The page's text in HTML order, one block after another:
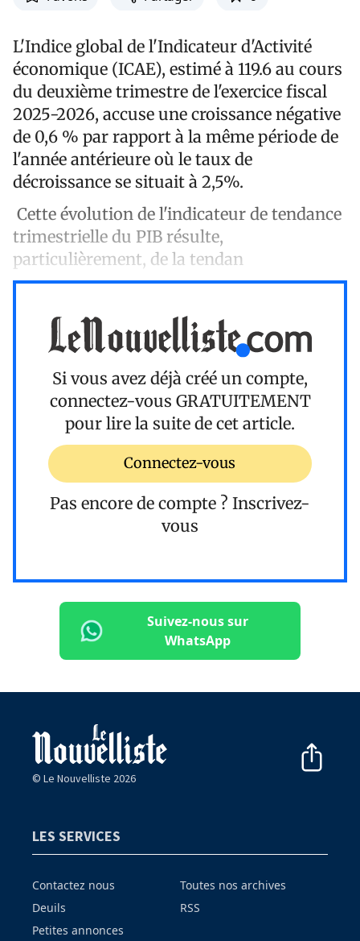
L'Indice global de l'Indicateur d'Activité
économique (ICAE), estimé à 119.6 au cours
du deuxième trimestre de l'exercice fiscal
2025-2026, accuse une croissance négative
de 0,6 % par rapport à la même période de
l'année antérieure où le taux de
décroissance se situait à 2,5%.
Cette évolution de l'indicateur de tendance
trimestrielle du PIB résulte,
particulièrement, de la tendan
Si vous avez déjà créé un compte,
connectez-vous GRATUITEMENT
pour lire la suite de cet article.
Connectez-vous
Pas encore de compte ? Inscrivez-
vous
Suivez-nous sur
WhatsApp
© Le Nouvelliste 2026
LES SERVICES
Contactez nous
Deuils
Petites annonces
Toutes nos archives
RSS